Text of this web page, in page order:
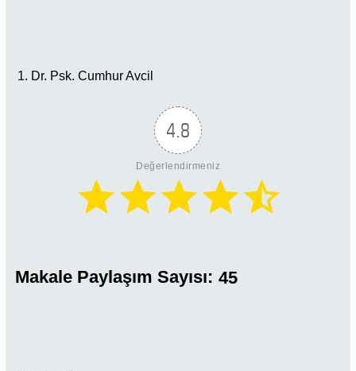
Dr. Psk. Cumhur Avcil
4.8
Değerlendirmeniz
Makale Paylaşım Sayısı: 45